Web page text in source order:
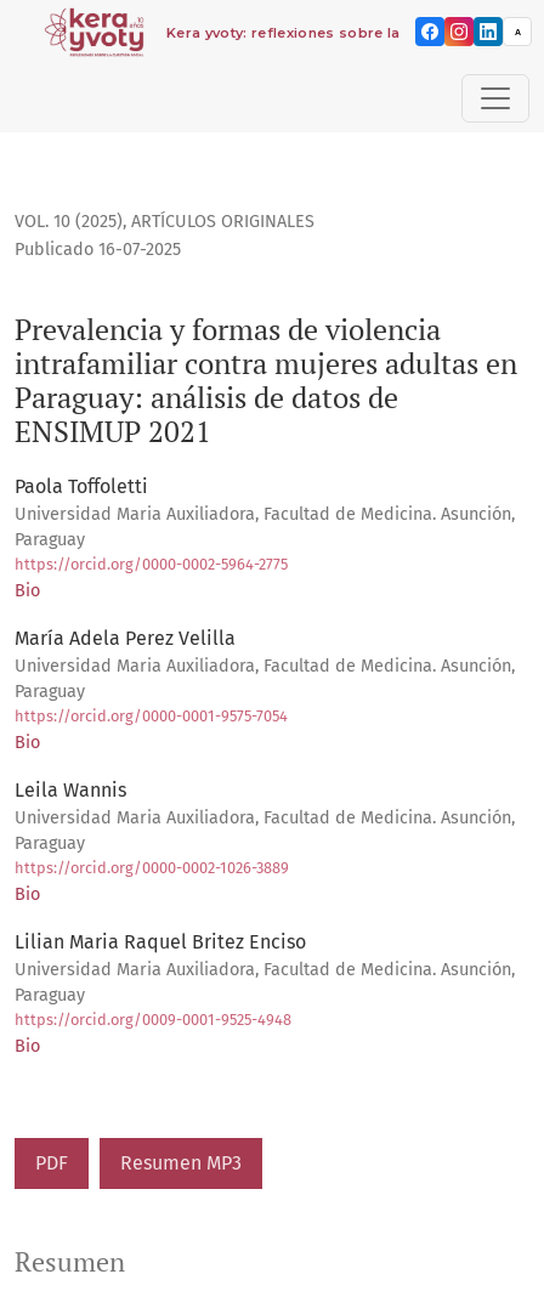
Kera yvoty: reflexiones sobre la cuestión socialA
Prevalencia y formas de violencia intrafamiliar contra
VOL. 10 (2025), ARTÍCULOS ORIGINALES
Prevalencia y formas de violencia
intrafamiliar contra mujeres adultas en
Paraguay: análisis de datos de
ENSIMUP 2021
Publicado 16-07-2025
Paola Toffoletti
Universidad Maria Auxiliadora, Facultad de Medicina. Asunción,
Paraguay
https://orcid.org/0000-0002-5964-2775
Bio
María Adela Perez Velilla
Universidad Maria Auxiliadora, Facultad de Medicina. Asunción,
Paraguay
https://orcid.org/0000-0001-9575-7054
Bio
Leila Wannis
Universidad Maria Auxiliadora, Facultad de Medicina. Asunción,
Paraguay
https://orcid.org/0000-0002-1026-3889
Bio
Lilian Maria Raquel Britez Enciso
Universidad Maria Auxiliadora, Facultad de Medicina. Asunción,
Paraguay
https://orcid.org/0009-0001-9525-4948
Bio
PDF Resumen MP3
Resumen